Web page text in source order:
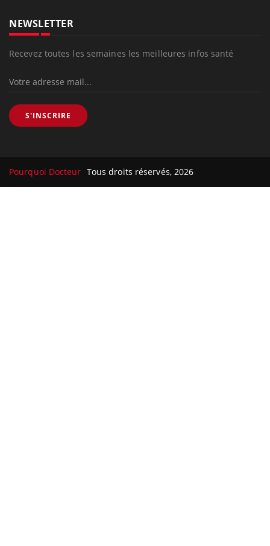
NEWSLETTER
Recevez toutes les semaines les meilleures infos santé
S'INSCRIRE
Pourquoi Docteur Tous droits réservés, 2026